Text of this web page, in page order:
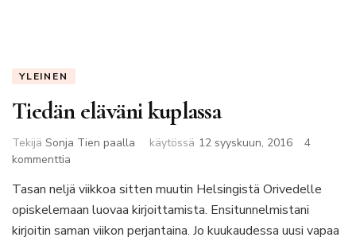
YLEINEN
Tiedän eläväni kuplassa
Tekijä Sonja Tien paalla käytössä 12 syyskuun, 2016
4
kommenttia
eläväni
kuplassa
Tasan neljä viikkoa sitten muutin Helsingistä Orivedelle
opiskelemaan luovaa kirjoittamista. Ensitunnelmistani
kirjoitin saman viikon perjantaina. Jo kuukaudessa uusi vapaa